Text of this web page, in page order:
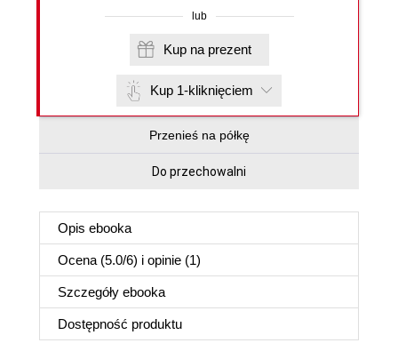
lub
Kup na prezent
Kup 1-kliknięciem
Przenieś na półkę
Do przechowalni
Opis ebooka
Ocena (5.0/6) i opinie (1)
Szczegóły ebooka
Dostępność produktu